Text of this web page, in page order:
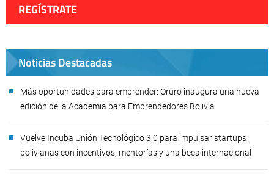
REGÍSTRATE
Noticias Destacadas
Más oportunidades para emprender: Oruro inaugura una nueva
edición de la Academia para Emprendedores Bolivia
Vuelve Incuba Unión Tecnológico 3.0 para impulsar startups
bolivianas con incentivos, mentorías y una beca internacional